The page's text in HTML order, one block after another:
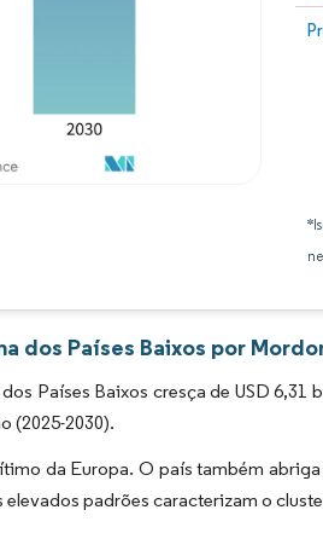
dos Países Baixos por
Países Baixos cresça de USD 6,31
(2025-2030).
da Europa. O país também
elevados padrões caracterizam o